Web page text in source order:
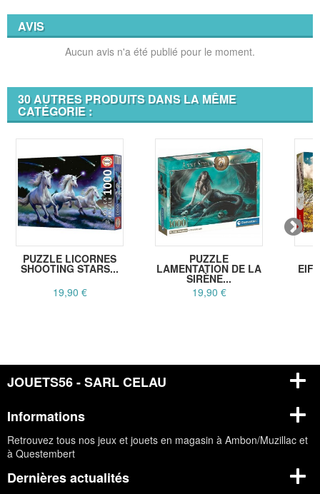
AVIS
Aucun avis n'a été publié pour le moment.
30 AUTRES PRODUITS DANS LA MÊME
CATÉGORIE :
PUZZLE LICORNES
SHOOTING STARS...
19,90 €
PUZZLE
LAMENTATION DE LA
SIRÈNE...
19,90 €
JOUETS56 - SARL CELAU
Informations
Retrouvez tous nos jeux et jouets en magasin à Ambon/Muzillac et
à Questembert
Dernières actualités